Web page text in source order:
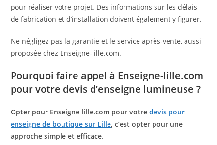
pour réaliser votre projet. Des informations sur les délais
de fabrication et d’installation doivent également y figurer.
Ne négligez pas la garantie et le service après-vente, aussi
proposée chez Enseigne-lille.com.
Pourquoi faire appel à Enseigne-lille.com
pour votre devis d’enseigne lumineuse ?
Opter pour Enseigne-lille.com pour votredevis pour
enseigne de boutique sur Lille , c’est opter pour une
approche simple et efficace.